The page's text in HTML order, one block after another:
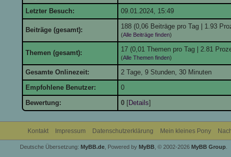
Letzter Besuch:
09.01.2024, 15:49
Beiträge (gesamt): 188 (0,06 Beiträge pro Tag | 1.93
(Alle Beiträge finden)
Themen (gesamt): 17 (0,01 Themen pro Tag | 2.81
(Alle Themen finden)
Gesamte Onlinezeit:
2 Tage, 9 Stunden, 30 Minuten
Empfohlene Benutzer:
0
Bewertung:
0 [Details]
Kontakt Impressum Datenschutzerklärung Mein kleines Pony
Deutsche Übersetzung:MyBB.de , Powered byMyBB , © 2002-2026MyBB Group